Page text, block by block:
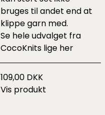
bruges til andet end at
klippe garn med.
Se hele udvalget fra
CocoKnits lige her
109,00 DKK
Vis produkt